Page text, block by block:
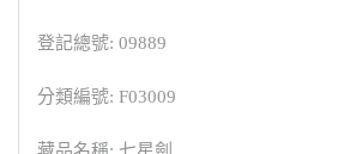
登記總號: 09889
分類編號: F03009